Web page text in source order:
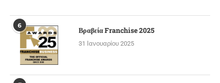
6 Βραβεία Franchise 2025
31 Ιανουαρίου 2025